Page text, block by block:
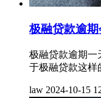
极融贷款逾
极融贷款逾期一
于极融贷款这样
law 2024-10-15